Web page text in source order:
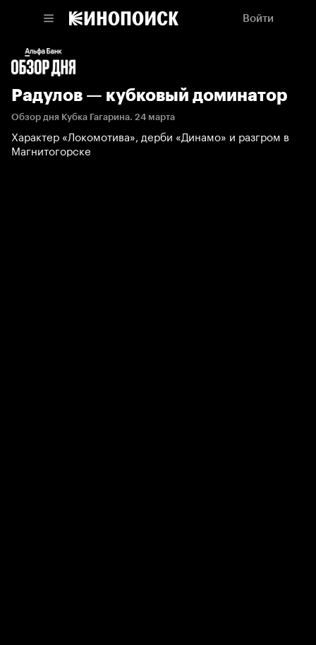
Войти
Радулов — кубковый доминатор
Обзор дня Кубка Гагарина. 24 марта
Характер «Локомотива», дерби «Динамо» и разгром в
Магнитогорске